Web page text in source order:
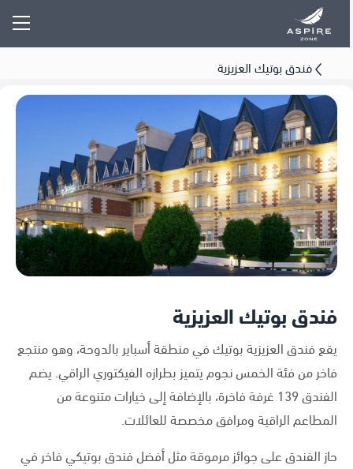
فندق بوتيك العزيزية
فندق بوتيك العزيزية
يقع فندق العزيزية بوتيك في منطقة أسباير بالدوحة، وهو منتجع
فاخر من فئة الخمس نجوم يتميز بطرازه الفيكتوري الراقي. يضم
الفندق 139 غرفة فاخرة، بالإضافة إلى خيارات متنوعة من
المطاعم الراقية ومرافق مخصصة للعائلات.
حاز الفندق على جوائز مرموقة مثل أفضل فندق بوتيكي فاخر في